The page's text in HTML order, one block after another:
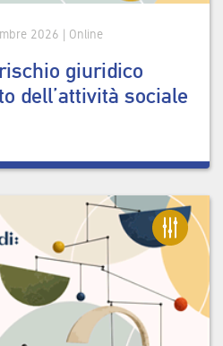
2026 | Online
giuridico
dell’attività sociale